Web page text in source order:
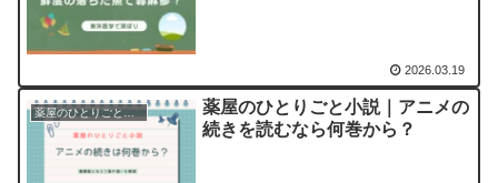
2026.03.19
薬屋のひとりごと｜小説・アニメ・漫画などの作品ガイド
薬屋のひとりごと小説｜アニメの
続きを読むなら何巻から？